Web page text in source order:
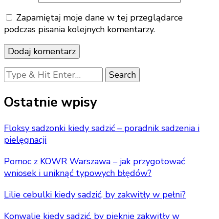
Zapamiętaj moje dane w tej przeglądarce
podczas pisania kolejnych komentarzy.
Looking
for
Something?
Ostatnie wpisy
Floksy sadzonki kiedy sadzić – poradnik sadzenia i
pielęgnacji
Pomoc z KOWR Warszawa – jak przygotować
wniosek i uniknąć typowych błędów?
Lilie cebulki kiedy sadzić, by zakwitły w pełni?
Konwalie kiedy sadzić, by pięknie zakwitły w